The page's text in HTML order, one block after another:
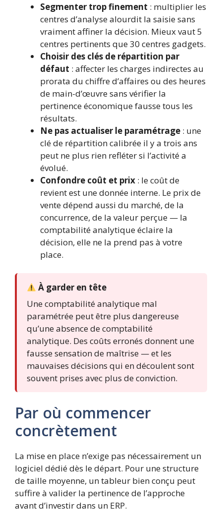
Segmenter trop finement : multiplier les
centres d’analyse alourdit la saisie sans
vraiment affiner la décision. Mieux vaut 5
centres pertinents que 30 centres gadgets.
Choisir des clés de répartition par
défaut : affecter les charges indirectes au
prorata du chiffre d’affaires ou des heures
de main-d’œuvre sans vérifier la
pertinence économique fausse tous les
résultats.
Ne pas actualiser le paramétrage : une
clé de répartition calibrée il y a trois ans
peut ne plus rien refléter si l’activité a
évolué.
Confondre coût et prix : le coût de
revient est une donnée interne. Le prix de
vente dépend aussi du marché, de la
concurrence, de la valeur perçue — la
comptabilité analytique éclaire la
décision, elle ne la prend pas à votre
place.
À garder en tête
Une comptabilité analytique mal
paramétrée peut être plus dangereuse
qu’une absence de comptabilité
analytique. Des coûts erronés donnent une
fausse sensation de maîtrise — et les
mauvaises décisions qui en découlent sont
souvent prises avec plus de conviction.
Par où commencer
concrètement
La mise en place n’exige pas nécessairement un
logiciel dédié dès le départ. Pour une structure
de taille moyenne, un tableur bien conçu peut
suffire à valider la pertinence de l’approche
avant d’investir dans un ERP.